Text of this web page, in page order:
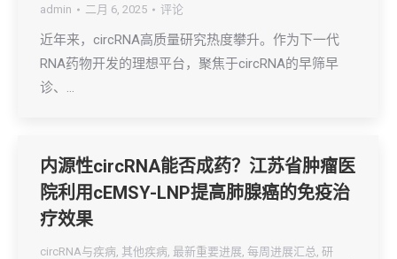
admin
二月 6, 2025 评论
近年来，circRNA高质量研究热度攀升。作为下一代
RNA药物开发的理想平台，聚焦于circRNA的早筛早
诊、…
内源性circRNA能否成药？江苏省肿瘤医
院利用cEMSY-LNP提高肺腺癌的免疫治
疗效果
circRNA与疾病, 其他疾病, 最新重要进展, 每周进展汇总, 研